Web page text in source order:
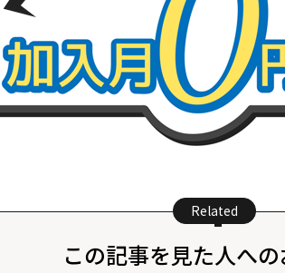
Related
この記事を見た人へ